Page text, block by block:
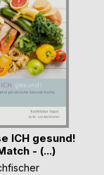
ICH gesund!
- (...)